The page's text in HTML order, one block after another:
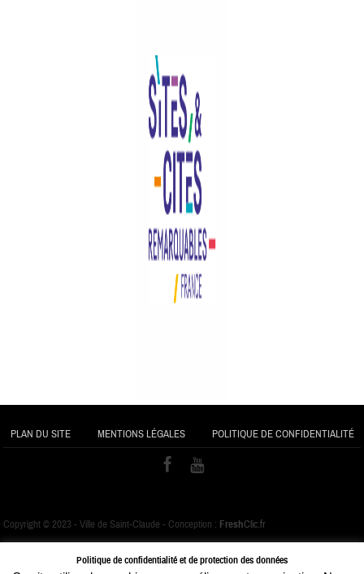
PLAN DU SITE MENTIONS LÉGALES POLITIQUE DE CONFIDENTIALITÉ
Copyright © 2023 - Ville de Saint-Claude - Conception : FreshClic.fr
Politique de confidentialité et de protection des données